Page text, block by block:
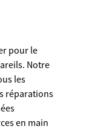
pour le
Notre
les
réparations
en main